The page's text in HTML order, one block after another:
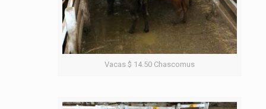
Vacas $ 14.50 Chascomus